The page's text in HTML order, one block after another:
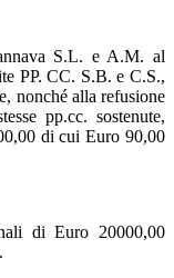
S.L. e A.M. al
PP. CC. S.B. e C.S.,
nonché alla refusione
pp.cc. sostenute,
di cui Euro 90,00
di Euro 20000,00